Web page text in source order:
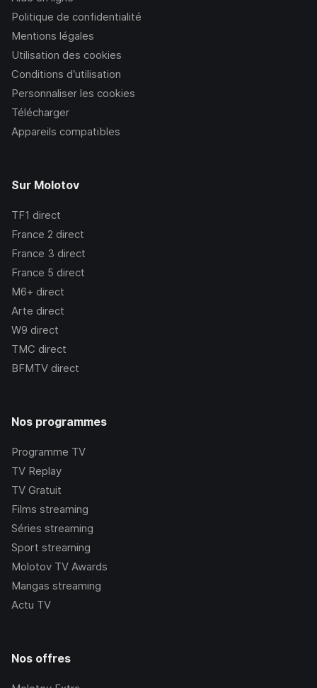
Politique de confidentialité
Mentions légales
Utilisation des cookies
Conditions d’utilisation
Personnaliser les cookies
Télécharger
Appareils compatibles
Sur Molotov
TF1 direct
France 2 direct
France 3 direct
France 5 direct
M6+ direct
Arte direct
W9 direct
TMC direct
BFMTV direct
Nos programmes
Programme TV
TV Replay
TV Gratuit
Films streaming
Séries streaming
Sport streaming
Molotov TV Awards
Mangas streaming
Actu TV
Nos offres